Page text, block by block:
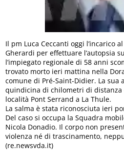
Il pm Luca Ceccanti oggi l’incarico
Gherardi per effettuare l’autopsia
l’impiegato regionale di 58 anni
trovato morto ieri mattina nella
comune di Pré-Saint-Didier. La sua
quindicina di chilometri di distanza
località Pont Serrand a La Thule.
La salma è stata riconosciuta ieri
Del caso si occupa la Squadra
Nicola Donadio. Il corpo non
violenza né di trascinamento,
(re.newsvda.it)